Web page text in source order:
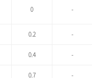
0 -
0.2 -
0.4 -
0.7 -